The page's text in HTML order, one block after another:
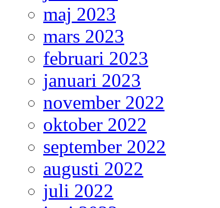
maj 2023
mars 2023
februari 2023
januari 2023
november 2022
oktober 2022
september 2022
augusti 2022
juli 2022